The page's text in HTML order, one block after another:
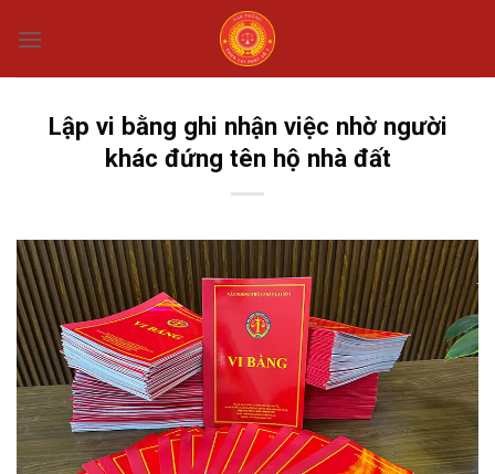
đến
Lập vi bằng ghi nhận việc nhờ người
khác đứng tên hộ nhà đất